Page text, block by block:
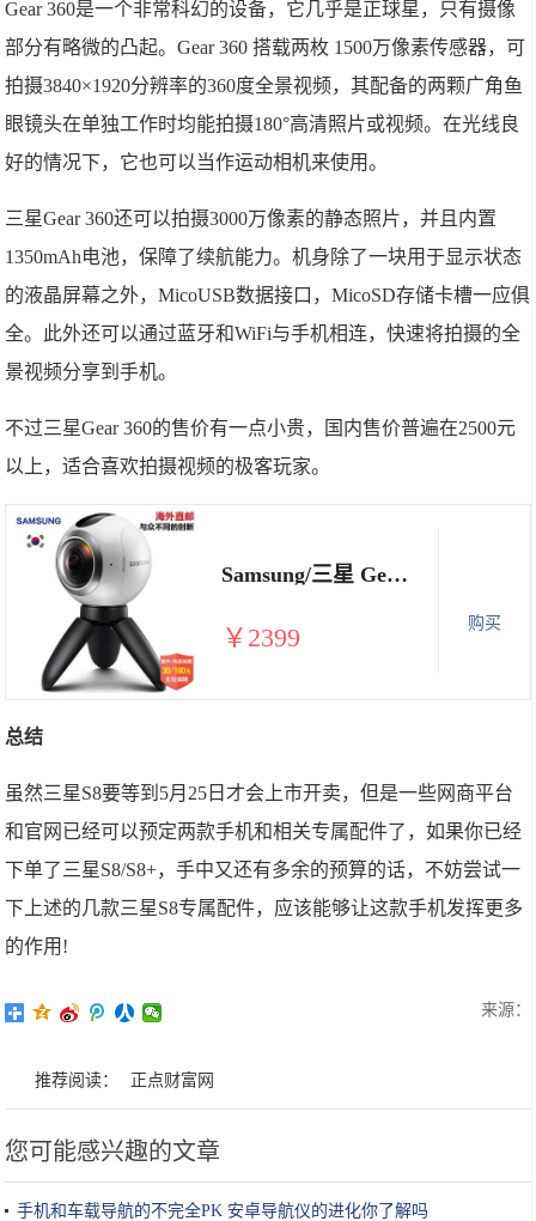
Gear 360是一个非常科幻的设备，它几乎是正球星，只有摄像
部分有略微的凸起。Gear 360 搭载两枚 1500万像素传感器，可
拍摄3840×1920分辨率的360度全景视频，其配备的两颗广角鱼
眼镜头在单独工作时均能拍摄180°高清照片或视频。在光线良
好的情况下，它也可以当作运动相机来使用。
三星Gear 360还可以拍摄3000万像素的静态照片，并且内置
1350mAh电池，保障了续航能力。机身除了一块用于显示状态
的液晶屏幕之外，MicoUSB数据接口，MicoSD存储卡槽一应俱
全。此外还可以通过蓝牙和WiFi与手机相连，快速将拍摄的全
景视频分享到手机。
不过三星Gear 360的售价有一点小贵，国内售价普遍在2500元
以上，适合喜欢拍摄视频的极客玩家。
Samsung/三星 Gear 360 全景相机 VR专用相机 360度运动相机 摄像机
￥2399 购买
总结
虽然三星S8要等到5月25日才会上市开卖，但是一些网商平台
和官网已经可以预定两款手机和相关专属配件了，如果你已经
下单了三星S8/S8+，手中又还有多余的预算的话，不妨尝试一
下上述的几款三星S8专属配件，应该能够让这款手机发挥更多
的作用!
来源：
推荐阅读： 正点财富网
您可能感兴趣的文章
手机和车载导航的不完全PK 安卓导航仪的进化你了解吗